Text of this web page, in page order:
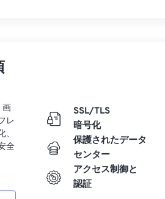
画
レ
全
SSL/TLS
暗号化
保護されたデータ
センター
アクセス制御と
認証